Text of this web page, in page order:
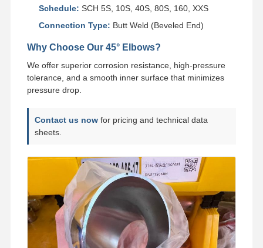
Schedule: SCH 5S, 10S, 40S, 80S, 160, XXS
Connection Type: Butt Weld (Beveled End)
Why Choose Our 45° Elbows?
We offer superior corrosion resistance, high-pressure
tolerance, and a smooth inner surface that minimizes
pressure drop.
Contact us nowfor pricing and technical data
sheets.